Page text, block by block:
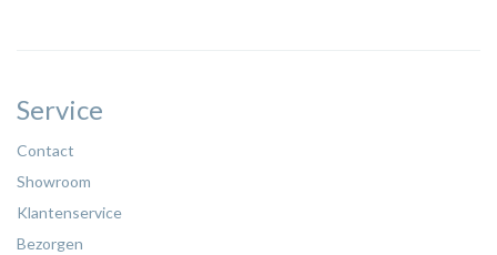
Service
Contact
Showroom
Klantenservice
Bezorgen